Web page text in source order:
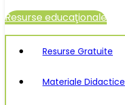
Resurse educaţionale
Resurse Gratuite
Materiale Didactice